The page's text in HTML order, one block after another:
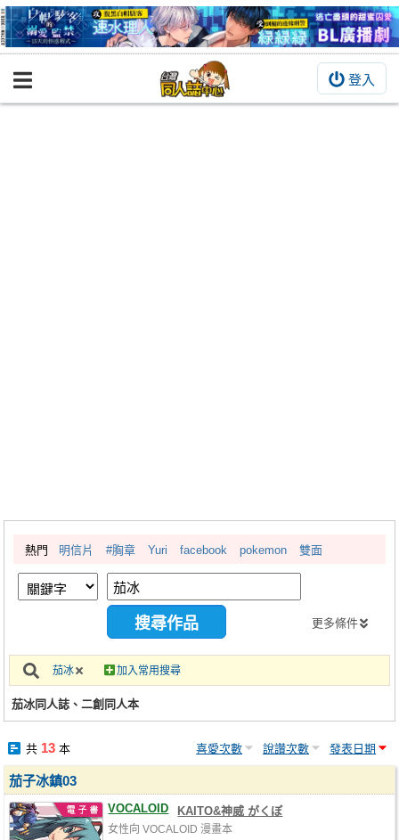
登入
BOOKY書集倉庫
繪圖藝廊
交流中心
攤位轉讓區
會員中心
註冊會員
熱門 明信片 #胸章 Yuri facebook pokemon 雙面
更多條件
茄冰 加入常用搜尋
茄冰同人誌、二創同人本
共 13本 喜愛次數 說讚次數 發表日期
茄子冰鎮03
VOCALOID KAITO&神威 がくぽ
女性向 VOCALOID 漫畫本